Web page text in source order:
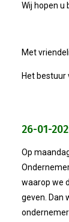
Wij hopen u
Met
Het bestuur
26-01-
Op
waarop we
geven. Dan